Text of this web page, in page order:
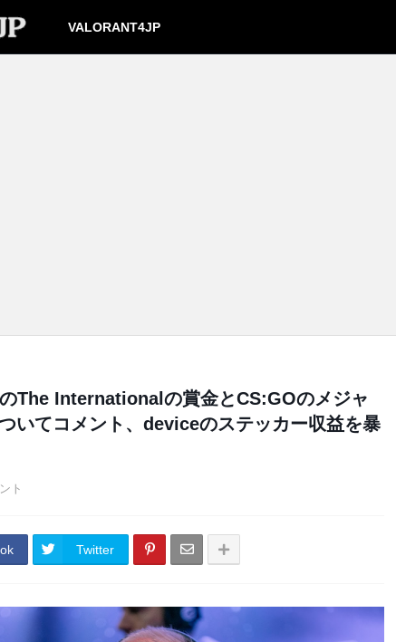
VALORANT4JP
The Internationalの賞金とCS:GOのメジャ
いてコメント、deviceのステッカー収益を暴
ト
Twitter